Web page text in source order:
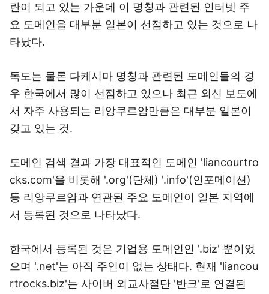
란이 되고 있는 가운데 이 명칭과 관련된 인터넷 주
요 도메인을 대부분 일본이 선점하고 있는 것으로 나
타났다.
독도는 물론 다케시마 명칭과 관련된 도메인들의 경
우 한국에서 많이 선점하고 있으나 최근 외신 보도에
서 자주 사용되는 리앙쿠르암만큼은 대부분 일본이
갖고 있는 것.
도메인 검색 결과 가장 대표적인 도메인 'liancourtro
cks.com'을 비롯해 '.org'(단체) '.info'(인포메이션)
등 리앙쿠르암과 연관된 주요 도메인이 일본 지역에
서 등록된 것으로 나타났다.
한국에서 등록된 것은 기업용 도메인인 '.biz' 뿐이었
으며 '.net'는 아직 주인이 없는 상태다. 현재 'liancou
rtrocks.biz'는 사이버 외교사절단 '반크'로 연결된